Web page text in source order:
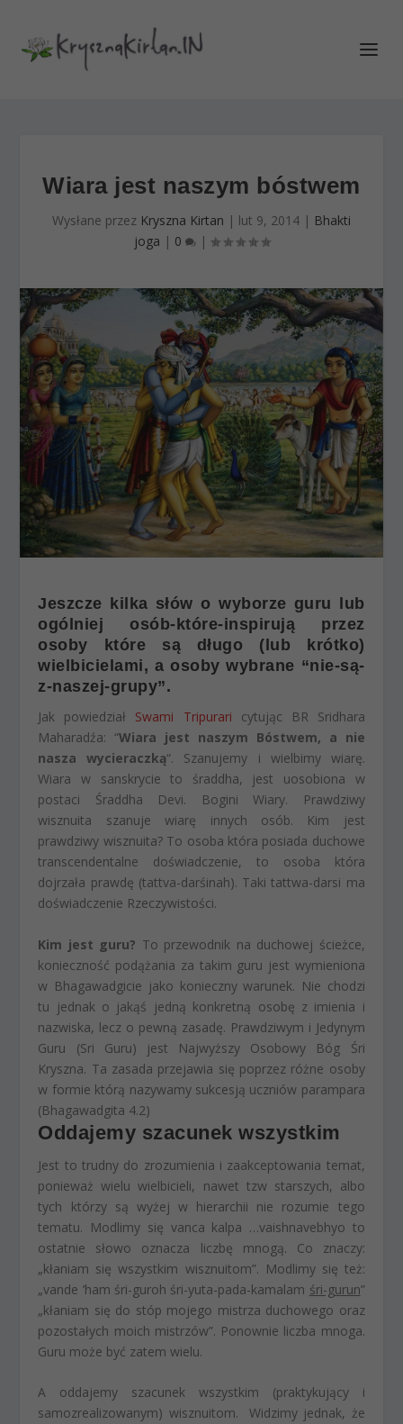
Wiara jest naszym bóstwem
Wysłane przez Kryszna Kirtan | lut 9, 2014 | Bhakti
joga | 0 |
Jeszcze kilka słów o wyborze guru lub
ogólniej osób-które-inspirują przez
osoby które są długo (lub krótko)
wielbicielami, a osoby wybrane “nie-są-
z-naszej-grupy”.
Jak powiedział Swami Tripurari cytując BR Sridhara
Maharadźa: “Wiara jest naszym Bóstwem, a nie
nasza wycieraczką“. Szanujemy i wielbimy wiarę.
Wiara w sanskrycie to śraddha, jest uosobiona w
postaci Śraddha Devi. Bogini Wiary. Prawdziwy
wisznuita szanuje wiarę innych osób. Kim jest
prawdziwy wisznuita? To osoba która posiada duchowe
transcendentalne doświadczenie, to osoba która
dojrzała prawdę (tattva-darśinah). Taki tattwa-darsi ma
doświadczenie Rzeczywistości.
Kim jest guru? To przewodnik na duchowej ścieżce,
konieczność podążania za takim guru jest wymieniona
w Bhagawadgicie jako konieczny warunek. Nie chodzi
tu jednak o jakąś jedną konkretną osobę z imienia i
nazwiska, lecz o pewną zasadę. Prawdziwym i Jedynym
Guru (Sri Guru) jest Najwyższy Osobowy Bóg Śri
Kryszna. Ta zasada przejawia się poprzez różne osoby
w formie którą nazywamy sukcesją uczniów parampara
(Bhagawadgita 4.2)
Oddajemy szacunek wszystkim
Jest to trudny do zrozumienia i zaakceptowania temat,
ponieważ wielu wielbicieli, nawet tzw starszych, albo
tych którzy są wyżej w hierarchii nie rozumie tego
tematu. Modlimy się vanca kalpa …vaishnavebhyo to
ostatnie słowo oznacza liczbę mnogą. Co znaczy:
„kłaniam sięwszystkim wisznuitom”. Modlimy się też:
„vande ’ham śri-guroh śri-yuta-pada-kamalam śri-gurun”
„kłaniam się do stóp mojego mistrza duchowego oraz
pozostałych moich mistrzów”. Ponownie liczba mnoga.
Guru może być zatem wielu.
A oddajemy szacunek wszystkim (praktykujący i
samozrealizowanym) wisznuitom. Widzimy jednak, że